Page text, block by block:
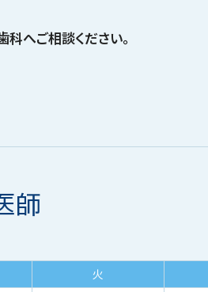
へご相談ください。
師
火